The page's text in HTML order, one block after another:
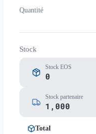
Quantité
Stock
Stock EOS
0
Stock partenaire
1,000
Total